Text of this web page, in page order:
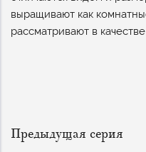
выращивают как
рассматривают в
Предыдущая серия